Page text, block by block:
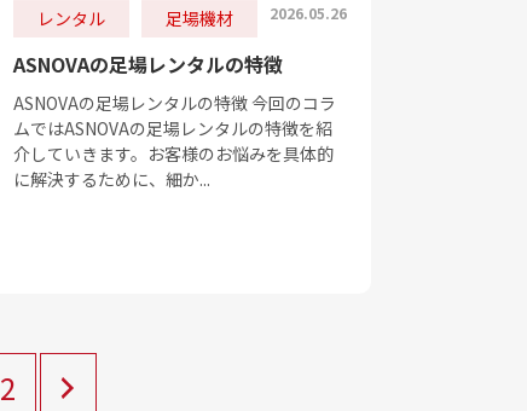
レンタル 足場機材 2026.05.26
ASNOVAの足場レンタルの特徴
ASNOVAの足場レンタルの特徴 今回のコラ
ムではASNOVAの足場レンタルの特徴を紹
介していきます。お客様のお悩みを具体的
に解決するために、細か...
2